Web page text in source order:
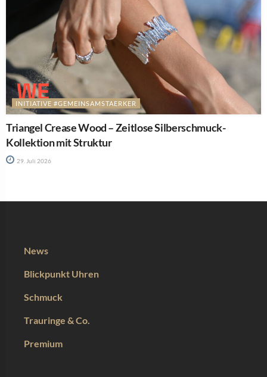
INITIATIVE #GEMEINSAMSTAERKER
Triangel Crease Wood – Zeitlose Silberschmuck-
Kollektion mit Struktur
29. Juli 2026
News
Blickpunkt Uhren
Schmuck
Trauringe & Co.
Premium